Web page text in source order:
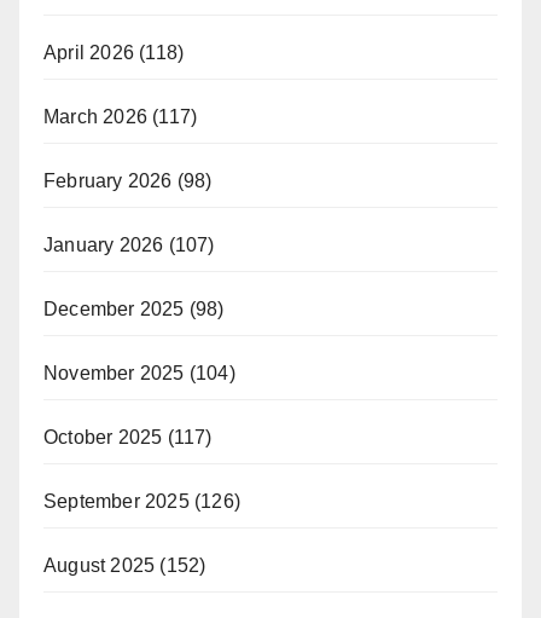
April 2026 (118)
March 2026 (117)
February 2026 (98)
January 2026 (107)
December 2025 (98)
November 2025 (104)
October 2025 (117)
September 2025(126)
August 2025 (152)